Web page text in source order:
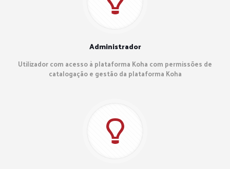
Administrador
Utilizador com acesso à plataforma Koha com permissões de
catalogação e gestão da plataforma Koha